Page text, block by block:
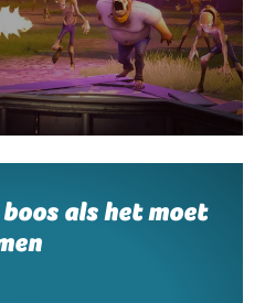
als het moet